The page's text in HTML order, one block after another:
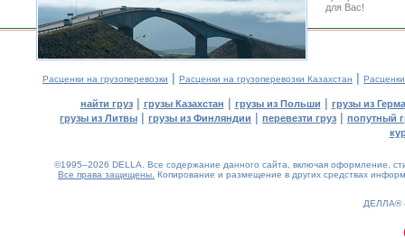
для Вас!
Расценки на грузоперевозки | Расценки на грузоперевозки Казахстан |
найти груз| грузы Казахстан | грузы из Польши | грузы из
грузы из Литвы | грузы из Финляндии | перевезти груз | попутный
©1995–2026 DELLA. Все содержание данного сайта, включая оформление,
Все права защищены. Копирование и размещение в других средствах